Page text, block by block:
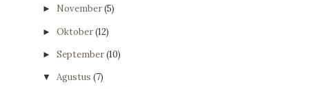
► November(5)
► Oktober(12)
► September(10)
▼ Agustus (7)